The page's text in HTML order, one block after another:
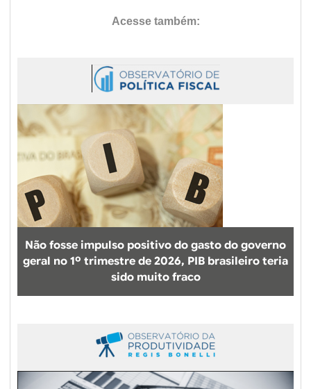
Não fosse impulso positivo do gasto do governo
geral no 1º trimestre de 2026, PIB brasileiro teria
sido muito fraco